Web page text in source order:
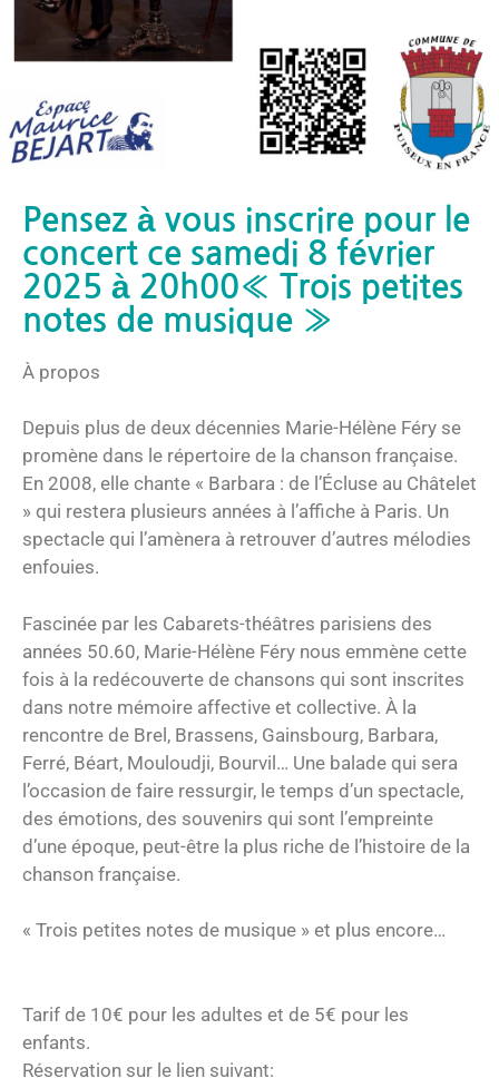
Pensez à vous inscrire pour le
concert ce samedi 8 février
2025 à 20h00« Trois petites
notes de musique »
À propos
Depuis plus de deux décennies Marie-Hélène Féry se
promène dans le répertoire de la chanson française.
En 2008, elle chante « Barbara : de l’Écluse au Châtelet
» qui restera plusieurs années à l’affiche à Paris. Un
spectacle qui l’amènera à retrouver d’autres mélodies
enfouies.
Fascinée par les Cabarets-théâtres parisiens des
années 50.60, Marie-Hélène Féry nous emmène cette
fois à la redécouverte de chansons qui sont inscrites
dans notre mémoire affective et collective. À la
rencontre de Brel, Brassens, Gainsbourg, Barbara,
Ferré, Béart, Mouloudji, Bourvil… Une balade qui sera
l’occasion de faire ressurgir, le temps d’un spectacle,
des émotions, des souvenirs qui sont l’empreinte
d’une époque, peut-être la plus riche de l’histoire de la
chanson française.
« Trois petites notes de musique » et plus encore…
Tarif de 10€ pour les adultes et de 5€ pour les
enfants.
Réservation sur le lien suivant: